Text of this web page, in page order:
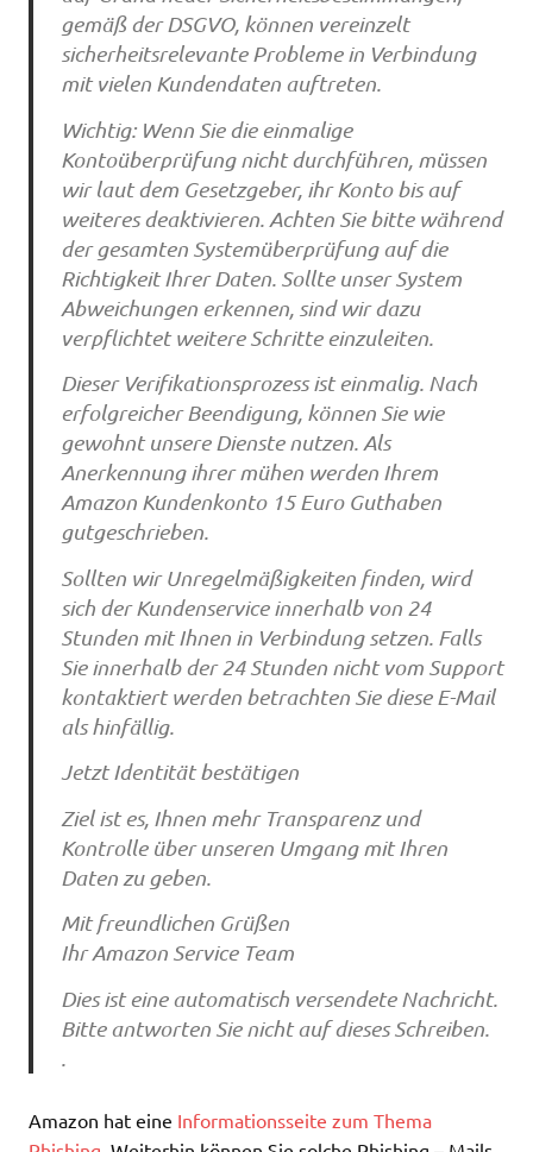
gemäß der DSGVO, können vereinzelt
sicherheitsrelevante Probleme in Verbindung
mit vielen Kundendaten auftreten.
Wichtig: Wenn Sie die einmalige
Kontoüberprüfung nicht durchführen, müssen
wir laut dem Gesetzgeber, ihr Konto bis auf
weiteres deaktivieren. Achten Sie bitte während
der gesamten Systemüberprüfung auf die
Richtigkeit Ihrer Daten. Sollte unser System
Abweichungen erkennen, sind wir dazu
verpflichtet weitere Schritte einzuleiten.
Dieser Verifikationsprozess ist einmalig. Nach
erfolgreicher Beendigung, können Sie wie
gewohnt unsere Dienste nutzen. Als
Anerkennung ihrer mühen werden Ihrem
Amazon Kundenkonto 15 Euro Guthaben
gutgeschrieben.
Sollten wir Unregelmäßigkeiten finden, wird
sich der Kundenservice innerhalb von 24
Stunden mit Ihnen in Verbindung setzen. Falls
Sie innerhalb der 24 Stunden nicht vom Support
kontaktiert werden betrachten Sie diese E-Mail
als hinfällig.
Jetzt Identität bestätigen
Ziel ist es, Ihnen mehr Transparenz und
Kontrolle über unseren Umgang mit Ihren
Daten zu geben.
Mit freundlichen Grüßen
Ihr Amazon Service Team
Dies ist eine automatisch versendete Nachricht.
Bitte antworten Sie nicht auf dieses Schreiben.
.
Amazon hat eine Informationsseite zum Thema